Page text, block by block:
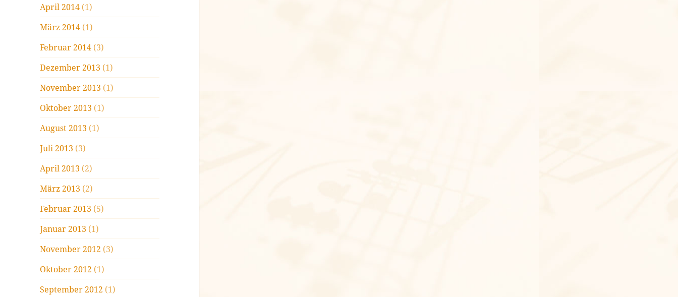
April 2014 (1)
März 2014 (1)
Februar 2014 (3)
Dezember 2013 (1)
November 2013 (1)
Oktober 2013 (1)
August 2013 (1)
Juli 2013 (3)
April 2013 (2)
März 2013 (2)
Februar 2013 (5)
Januar 2013 (1)
November 2012 (3)
Oktober 2012 (1)
September 2012 (1)